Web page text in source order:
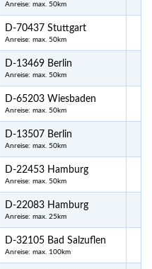
Anreise: max. 50km
D-70437 Stuttgart
Anreise: max. 50km
D-13469 Berlin
Anreise: max. 50km
D-65203 Wiesbaden
Anreise: max. 50km
D-13507 Berlin
Anreise: max. 50km
D-22453 Hamburg
Anreise: max. 50km
D-22083 Hamburg
Anreise: max. 25km
D-32105 Bad Salzuflen
Anreise: max. 100km